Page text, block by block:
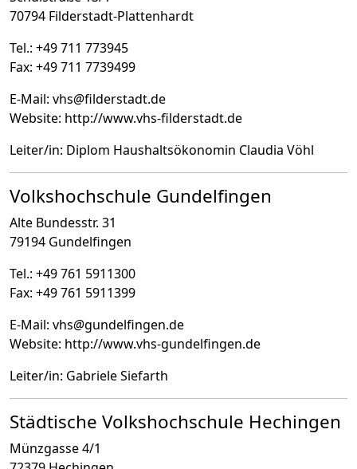
70794 Filderstadt-Plattenhardt
Tel.: +49 711 773945
Fax: +49 711 7739499
E-Mail: vhs@filderstadt.de
Website: http://www.vhs-filderstadt.de
Leiter/in: Diplom Haushaltsökonomin Claudia Vöhl
Volkshochschule Gundelfingen
Alte Bundesstr. 31
79194 Gundelfingen
Tel.: +49 761 5911300
Fax: +49 761 5911399
E-Mail: vhs@gundelfingen.de
Website: http://www.vhs-gundelfingen.de
Leiter/in: Gabriele Siefarth
Städtische Volkshochschule Hechingen
Münzgasse 4/1